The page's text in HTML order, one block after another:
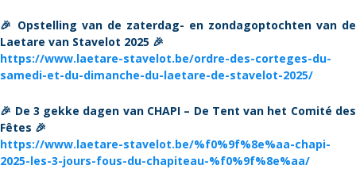
🎉 Opstelling van de zaterdag- en zondagoptochten van de
Laetare van Stavelot 2025 🎉
https://www.laetare-stavelot.be/ordre-des-corteges-du-
samedi-et-du-dimanche-du-laetare-de-stavelot-2025/
🎉 De 3 gekke dagen van CHAPI – De Tent van het Comité des
Fêtes 🎉
https://www.laetare-stavelot.be/%f0%9f%8e%aa-chapi-
2025-les-3-jours-fous-du-chapiteau-%f0%9f%8e%aa/